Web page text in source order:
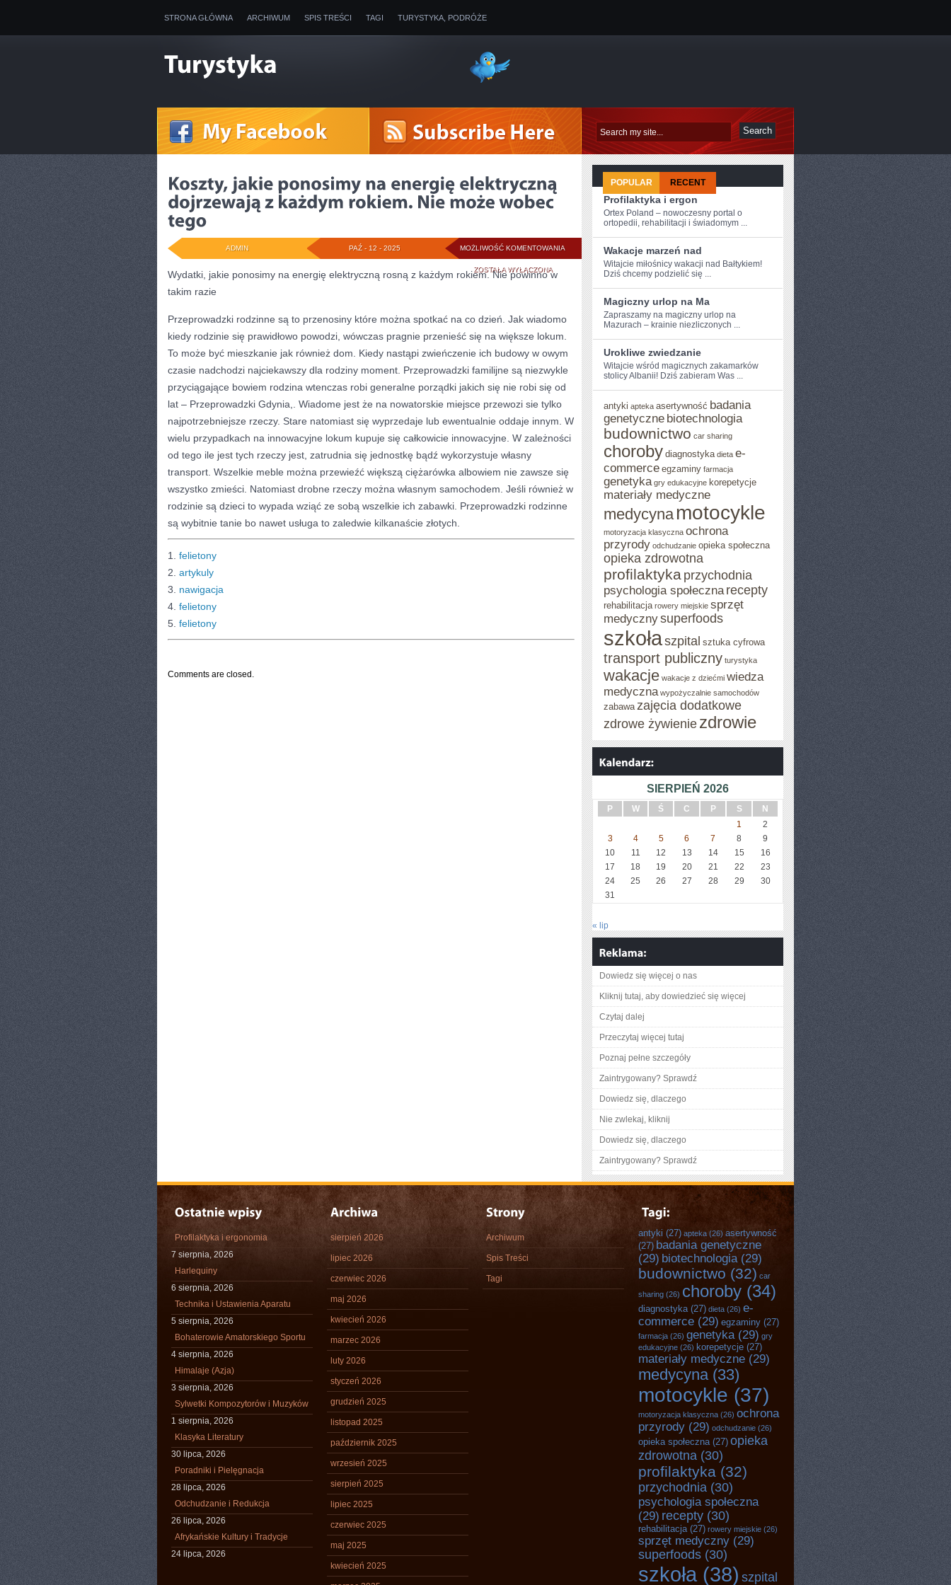
STRONA GŁÓWNA ARCHIWUM SPIS TREŚCI TAGI TURYSTYKA, PODRÓŻE
MOŻLIWOŚĆ KOMENTOWANIA KOSZTY,
JAKIE
PONOSIMY
ENERGIĘ
ELEKTRYCZNĄ
DOJRZEWAJĄ
KAŻDYM
ROKIEM.
MOŻE
WOBEC
TEGO
ZOSTAŁA WYŁĄCZONA
PAŹ - 12 - 2025
ADMIN
Wydatki, jakie ponosimy na energię elektryczną rosną z każdym rokiem. Nie powinno w
takim razie
Przeprowadzki rodzinne są to przenosiny które można spotkać na co dzień. Jak wiadomo
kiedy rodzinie się prawidłowo powodzi, wówczas pragnie przenieść się na większe lokum.
To może być mieszkanie jak również dom. Kiedy nastąpi zwieńczenie ich budowy w owym
czasie nadchodzi najciekawszy dla rodziny moment. Przeprowadzki familijne są niezwykle
przyciągające bowiem rodzina wtenczas robi generalne porządki jakich się nie robi się od
lat – Przeprowadzki Gdynia,. Wiadome jest że na nowatorskie miejsce przewozi sie tylko
najpotrzebniejsze rzeczy. Stare natomiast się wyprzedaje lub ewentualnie oddaje innym. W
wielu przypadkach na innowacyjne lokum kupuje się całkowicie innowacyjne. W zależności
od tego ile jest tych rzeczy jest, zatrudnia się jednostkę bądź wykorzystuje własny
transport. Wszelkie meble można przewieźć większą ciężarówka albowiem nie zawsze się
wszystko zmieści. Natomiast drobne rzeczy można własnym samochodem. Jeśli również w
rodzinie są dzieci to wypada wziąć ze sobą wszelkie ich zabawki. Przeprowadzki rodzinne
są wybitnie tanie bo nawet usługa to zaledwie kilkanaście złotych.
1. felietony
2. artykuly
3. nawigacja
4. felietony
5. felietony
Comments are closed.
POPULAR RECENT
Profilaktyka i ergon
Ortex Poland – nowoczesny portal o
ortopedii, rehabilitacji i świadomym ...
Wakacje marzeń nad
Witajcie ⁣miłośnicy wakacji nad Bałtykiem!
Dziś chcemy podzielić się ...
Magiczny urlop na Ma
Zapraszamy na magiczny⁣ urlop na
Mazurach –⁤ krainie⁣ niezliczonych ...
Urokliwe zwiedzanie
Witajcie wśród magicznych zakamarków
stolicy‌ Albanii! Dziś ​zabieram Was ...
antyki apteka asertywność badania
genetyczne biotechnologia
budownictwo car sharing
choroby diagnostyka dieta e-
commerce egzaminy farmacja
genetyka gry edukacyjne korepetycje
materiały medyczne
medycyna motocykle
motoryzacja klasyczna ochrona
przyrody odchudzanie opieka społeczna
opieka zdrowotna
profilaktyka przychodnia
psychologia społeczna recepty
rehabilitacja rowery miejskie sprzęt
medycznysuperfoods
szkołaszpital sztuka cyfrowa
transport publiczny turystyka
wakacje wakacje z dziećmi wiedza
medyczna wypożyczalnie samochodów
zabawa zajęcia dodatkowe
zdrowe żywienie zdrowie
SIERPIEŃ 2026
P W Ś C P S
N
1
2
3
4 5 6 7 8
9
10
11 12 13 14 15
16
17
18 19 20 21 22
23
24
25 26 27 28 29
30
31
« lip
Dowiedz się więcej o nas
Kliknij tutaj, aby dowiedzieć się więcej
Czytaj dalej
Przeczytaj więcej tutaj
Poznaj pełne szczegóły
Zaintrygowany? Sprawdź
Dowiedz się, dlaczego
Nie zwlekaj, kliknij
Dowiedz się, dlaczego
Zaintrygowany? Sprawdź
Profilaktyka i ergonomia
7 sierpnia, 2026
Harlequiny
6 sierpnia, 2026
Technika i Ustawienia Aparatu
5 sierpnia, 2026
Bohaterowie Amatorskiego Sportu
4 sierpnia, 2026
Himalaje (Azja)
3 sierpnia, 2026
Sylwetki Kompozytorów i Muzyków
1 sierpnia, 2026
Klasyka Literatury
30 lipca, 2026
Poradniki i Pielęgnacja
28 lipca, 2026
Odchudzanie i Redukcja
26 lipca, 2026
Afrykańskie Kultury i Tradycje
24 lipca, 2026
sierpień 2026
lipiec 2026
czerwiec 2026
maj 2026
kwiecień 2026
marzec 2026
luty 2026
styczeń 2026
grudzień 2025
listopad 2025
październik 2025
wrzesień 2025
sierpień 2025
lipiec 2025
czerwiec 2025
maj 2025
kwiecień 2025
Archiwum
Spis Treści
Tagi
antyki (27) apteka (26) asertywność
(27) badania genetyczne
(29) biotechnologia (29)
budownictwo (32) car
sharing (26) choroby (34)
diagnostyka(27) dieta (26) e-
commerce (29) egzaminy (27)
farmacja (26) genetyka (29) gry
edukacyjne (26) korepetycje (27)
materiały medyczne (29)
medycyna(33)
motocykle (37)
motoryzacja klasyczna (26) ochrona
przyrody (29) odchudzanie (26)
opieka społeczna(27) opieka
zdrowotna (30)
profilaktyka (32)
przychodnia (30)
psychologia społeczna
(29) recepty (30)
rehabilitacja(27) rowery miejskie (26)
sprzęt medyczny (29)
superfoods (30)
szkoła (38) szpital